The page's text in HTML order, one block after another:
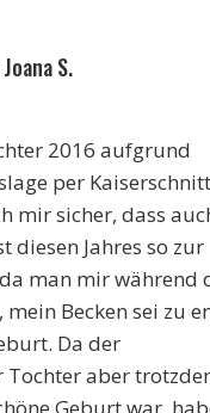
S.
2016 aufgrund
per Kaiserschnitt
mir sicher, dass
diesen Jahres so zur
man mir während
Becken sei zu
Da der
Tochter aber
Geburt war,